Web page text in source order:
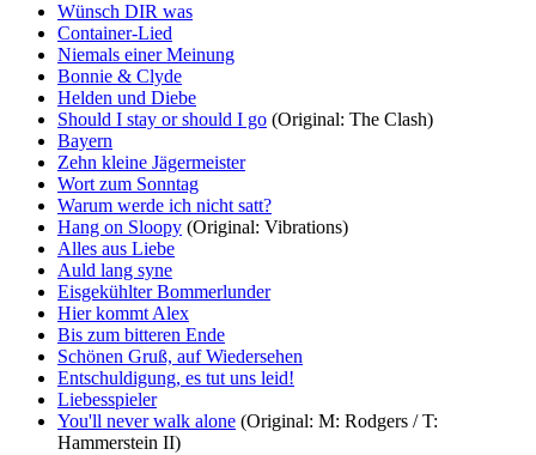
Wünsch DIR was
Container-Lied
Niemals einer Meinung
Bonnie & Clyde
Helden und Diebe
Should I stay or should I go (Original: The Clash)
Bayern
Zehn kleine Jägermeister
Wort zum Sonntag
Warum werde ich nicht satt?
Hang on Sloopy (Original: Vibrations)
Alles aus Liebe
Auld lang syne
Eisgekühlter Bommerlunder
Hier kommt Alex
Bis zum bitteren Ende
Schönen Gruß, auf Wiedersehen
Entschuldigung, es tut uns leid!
Liebesspieler
You'll never walk alone (Original: M: Rodgers / T:
Hammerstein II)